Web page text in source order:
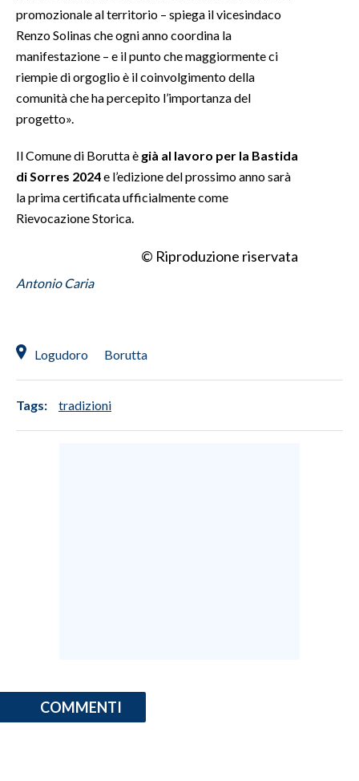
promozionale al territorio – spiega il vicesindaco
Renzo Solinas che ogni anno coordina la
manifestazione – e il punto che maggiormente ci
riempie di orgoglio è il coinvolgimento della
comunità che ha percepito l’importanza del
progetto».
Il Comune di Borutta è già al lavoro per la Bastida
di Sorres 2024e l’edizione del prossimo anno sarà
la prima certificata ufficialmente come
Rievocazione Storica.
© Riproduzione riservata
Antonio Caria
Logudoro Borutta
Tags: tradizioni
COMMENTI